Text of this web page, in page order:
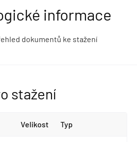
informace
dokumentů ke stažení
stažení
Velikost Typ